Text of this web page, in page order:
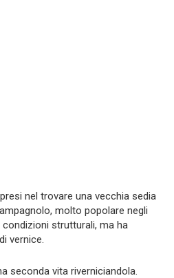
nel trovare una vecchia sedia
molto popolare negli
condizioni strutturali, ma ha
vernice.
seconda vita riverniciandola.